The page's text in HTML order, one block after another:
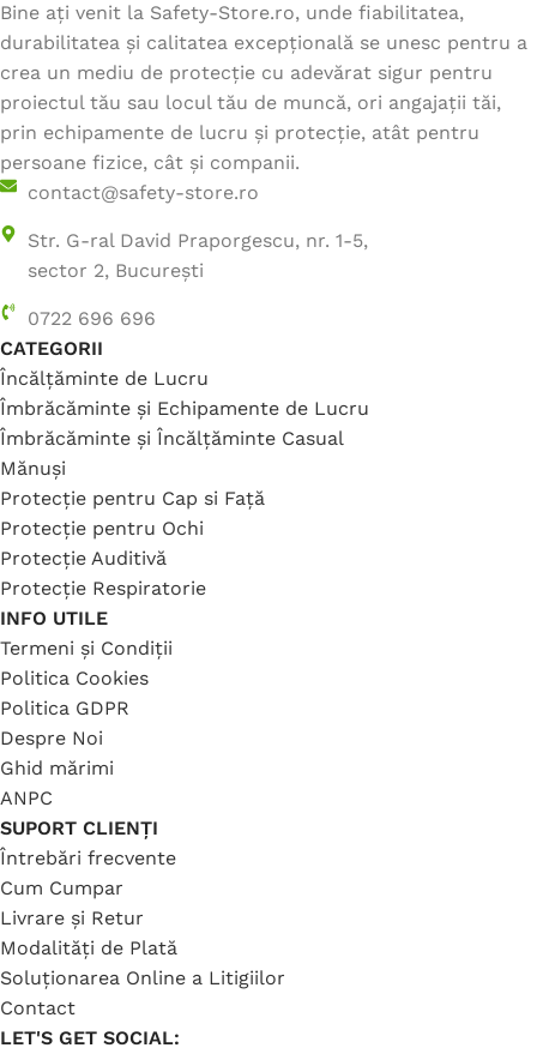
Bine ați venit la Safety-Store.ro, unde fiabilitatea,
durabilitatea și calitatea excepțională se unesc pentru a
crea un mediu de protecție cu adevărat sigur pentru
proiectul tău sau locul tău de muncă, ori angajații tăi,
prin echipamente de lucru și protecție, atât pentru
persoane fizice, cât și companii.
contact@safety-store.ro
Str. G-ral David Praporgescu, nr. 1-5,
sector 2, București
0722 696 696
CATEGORII
Încălțăminte de Lucru
Îmbrăcăminte și Echipamente de Lucru
Îmbrăcăminte și Încălțăminte Casual
Mănuși
Protecție pentru Cap si Față
Protecție pentru Ochi
Protecție Auditivă
Protecție Respiratorie
INFO UTILE
Termeni și Condiții
Politica Cookies
Politica GDPR
Despre Noi
Ghid mărimi
ANPC
SUPORT CLIENȚI
Întrebări frecvente
Cum Cumpar
Livrare și Retur
Modalități de Plată
Soluționarea Online a Litigiilor
Contact
LET'S GET SOCIAL: